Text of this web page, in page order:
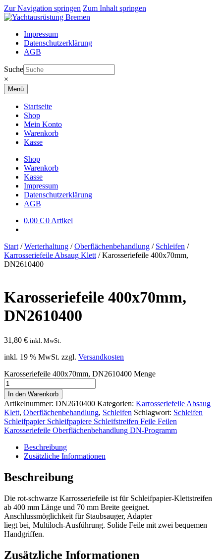
Zur Navigation springen Zum Inhalt springen
Impressum
Datenschutzerklärung
AGB
Suche
×
Menü
Startseite
Shop
Mein Konto
Warenkorb
Kasse
Shop
Warenkorb
Kasse
Impressum
Datenschutzerklärung
AGB
0,00 € 0 Artikel
Start /Werterhaltung /Oberflächenbehandlung / Schleifen /
Karrosseriefeile Absaug Klett /Karosseriefeile 400x70mm,
DN2610400
Karosseriefeile 400x70mm,
DN2610400
31,80 € inkl. MwSt.
inkl. 19 % MwSt. zzgl. Versandkosten
Karosseriefeile 400x70mm, DN2610400 Menge
In den Warenkorb
Artikelnummer: DN2610400 Kategorien: Karrosseriefeile Absaug
Klett, Oberflächenbehandlung, Schleifen Schlagwort: Schleifen
Schleifpapier Schleifpapiere Schleifstreifen Feile Feilen
Karosseriefeile Oberflächenbehandlung DN-Programm
Beschreibung
Zusätzliche Informationen
Beschreibung
Die rot-schwarze Karrosseriefeile ist für Schleifpapier-Klettstreifen
ab 400 mm Länge und 70 mm Breite geeignet.
Anschlussmöglichkeit für Staubsauger, Adapter
liegt bei, Multiloch-Ausführung. Solide Feile mit zwei bequemen
Handgriffen.
Zusätzliche Informationen